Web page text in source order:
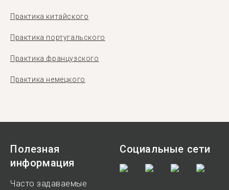
Практика китайского
Практика португальского
Практика французского
Практика немецкого
Полезная
информация
Часто задаваемые
Социальные сети